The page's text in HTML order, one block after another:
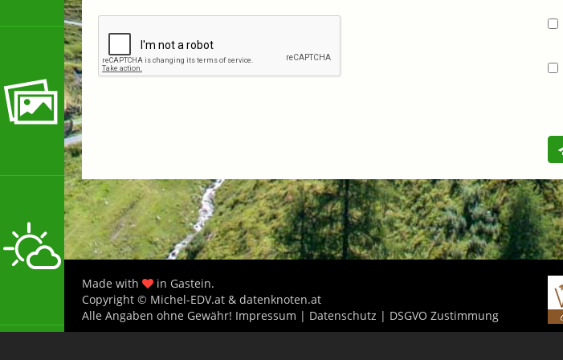
Made with
in Gastein.
Copyright © Michel-EDV.at & datenknoten.at
Alle Angaben ohne Gewähr! Impressum | Datenschutz | DSGVO Zustimmung